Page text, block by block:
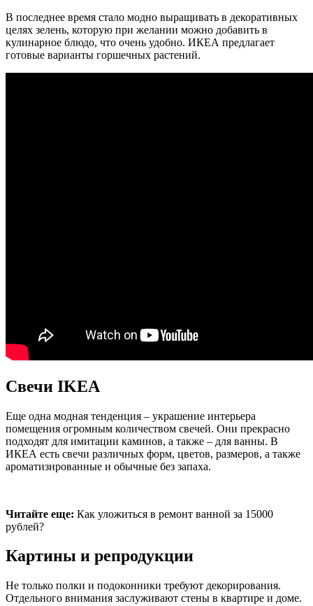
В последнее время стало модно выращивать в декоративных
целях зелень, которую при желании можно добавить в
кулинарное блюдо, что очень удобно. ИКЕА предлагает
готовые варианты горшечных растений.
Свечи IKEA
Еще одна модная тенденция – украшение интерьера
помещения огромным количеством свечей. Они прекрасно
подходят для имитации каминов, а также – для ванны. В
ИКЕА есть свечи различных форм, цветов, размеров, а также
ароматизированные и обычные без запаха.
Читайте еще: Как уложиться в ремонт ванной за 15000
рублей?
Картины и репродукции
Не только полки и подоконники требуют декорирования.
Отдельного внимания заслуживают стены в квартире и доме.